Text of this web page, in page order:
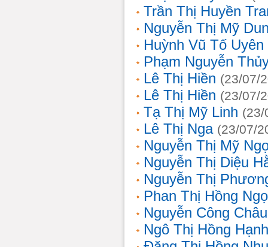
Trần Thị Huyền
Nguyễn Thị Mỹ
Huỳnh Vũ Tố Uyên
Phạm Nguyễn
Lê Thị Hiền (23/07/
Lê Thị Hiền (23/07/
Tạ Thị Mỹ Linh (23/
Lê Thị Nga (23/07/
Nguyễn Thị Mỹ
Nguyễn Thị Diệu
Nguyễn Thị
Phan Thị Hồng
Nguyễn Công Châu
Ngô Thị Hồng Hạnh